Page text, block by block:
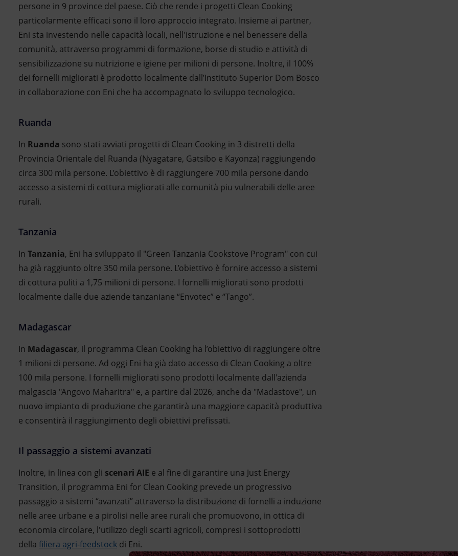
persone in 9 province del paese. Ciò che rende i progetti Clean Cooking
particolarmente efficaci sono il loro approccio integrato. Insieme ai partner,
Eni sta investendo nelle capacità locali, nell'istruzione e nel benessere della
comunità, attraverso programmi di formazione, borse di studio e attività di
sensibilizzazione su nutrizione e igiene per milioni di persone. Inoltre, il 100%
dei fornelli migliorati è prodotto localmente dall’Instituto Superior Dom Bosco
in collaborazione con Eni che ha accompagnato lo sviluppo tecnologico.
Ruanda
In Ruanda sono stati avviati progetti di Clean Cooking in 3 distretti della
Provincia Orientale del Ruanda (Nyagatare, Gatsibo e Kayonza) raggiungendo
circa 300 mila persone. L’obiettivo è di raggiungere 700 mila persone dando
accesso a sistemi di cottura migliorati alle comunità piu vulnerabili delle aree
rurali.
Tanzania
In Tanzania, Eni ha sviluppato il "Green Tanzania Cookstove Program" con cui
ha già raggiunto oltre 350 mila persone. L’obiettivo è fornire accesso a sistemi
di cottura puliti a 1,75 milioni di persone. I fornelli migliorati sono prodotti
localmente dalle due aziende tanzaniane “Envotec” e “Tango”.
Madagascar
In Madagascar, il programma Clean Cooking ha l’obiettivo di raggiungere oltre
1 milioni di persone. Ad oggi Eni ha già dato accesso di Clean Cooking a oltre
100 mila persone. I fornelli migliorati sono prodotti localmente dall'azienda
malgascia "Angovo Maharitra" e, a partire dal 2026, anche da "Madastove", un
nuovo impianto di produzione che garantirà una maggiore capacità produttiva
e consentirà il raggiungimento degli obiettivi prefissati.
Il passaggio a sistemi avanzati
Inoltre, in linea con gli scenari AIE e al fine di garantire una Just Energy
Transition, il programma Eni for Clean Cooking prevede un progressivo
passaggio a sistemi “avanzati” attraverso la distribuzione di fornelli a induzione
nelle aree urbane e a pirolisi nelle aree rurali che promuovono, in ottica di
economia circolare, l'utilizzo degli scarti agricoli, compresi i sottoprodotti
della filiera agri-feedstock di Eni.